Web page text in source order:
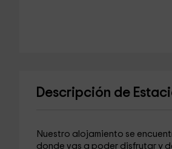
Descripción de
Nuestro alojamiento se
donde vas a poder disfrutar y